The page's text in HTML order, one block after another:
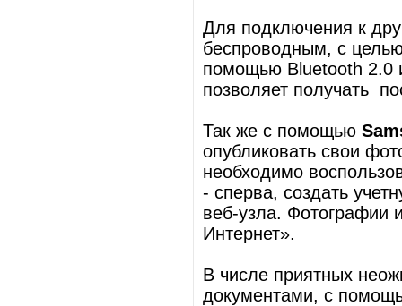
Для подключения к
беспроводным, с
помощью Bluetooth 2.0
позволяет получать
Так же с помощью
опубликовать свои
необходимо
- сперва, создать
веб-узла. Фотографии
Интернет».
В числе приятных
документами, с